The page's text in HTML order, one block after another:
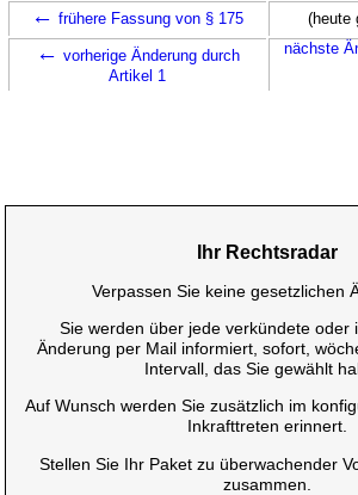
← frühere Fassung von § 175 (heute
← vorherige Änderung durch
Artikel 1
nächste
Ihr Rechtsradar
Verpassen Sie keine gesetzlichen
Sie werden über jede verkündete oder
Änderung per Mail informiert, sofort,
Intervall, das Sie gewählt
Auf Wunsch werden Sie zusätzlich im
Inkrafttreten erinnert.
Stellen Sie Ihr Paket zu überwachender
zusammen.